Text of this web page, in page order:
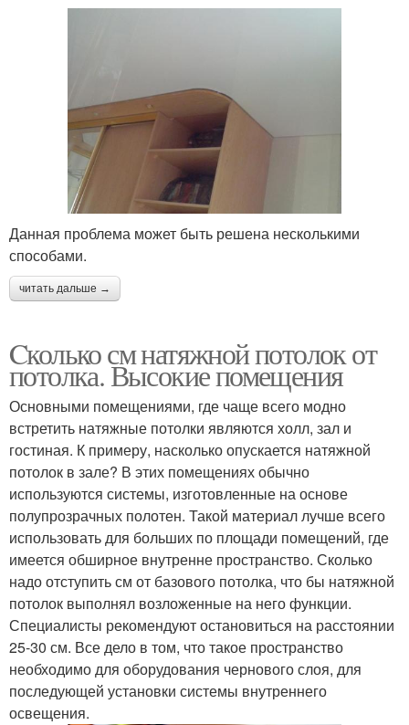
Данная проблема может быть решена несколькими
способами.
читать дальше →
Cколько см натяжной потолок от
потолка. Высокие помещения
Основными помещениями, где чаще всего модно
встретить натяжные потолки являются холл, зал и
гостиная. К примеру, насколько опускается натяжной
потолок в зале? В этих помещениях обычно
используются системы, изготовленные на основе
полупрозрачных полотен. Такой материал лучше всего
использовать для больших по площади помещений, где
имеется обширное внутренне пространство. Сколько
надо отступить см от базового потолка, что бы натяжной
потолок выполнял возложенные на него функции.
Специалисты рекомендуют остановиться на расстоянии
25-30 см. Все дело в том, что такое пространство
необходимо для оборудования чернового слоя, для
последующей установки системы внутреннего
освещения.